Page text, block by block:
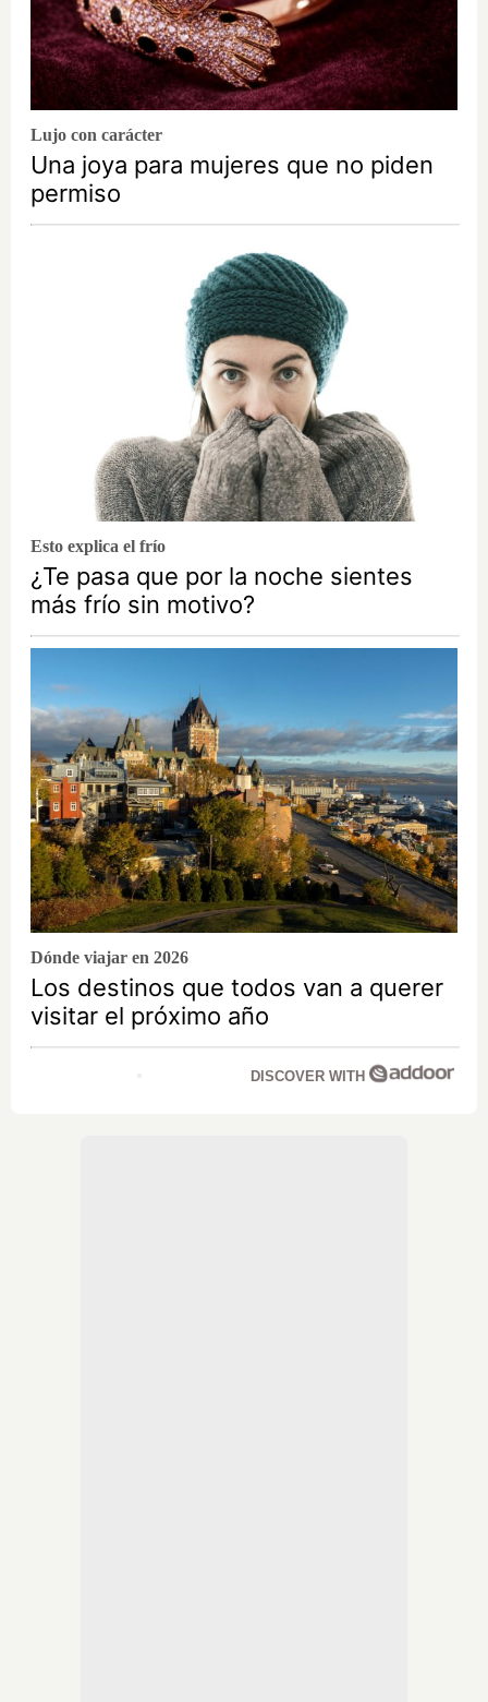
Lujo con carácter
Una joya para mujeres que no piden
permiso
Esto explica el frío
¿Te pasa que por la noche sientes
más frío sin motivo?
Dónde viajar en 2026
Los destinos que todos van a querer
visitar el próximo año
DISCOVER WITH